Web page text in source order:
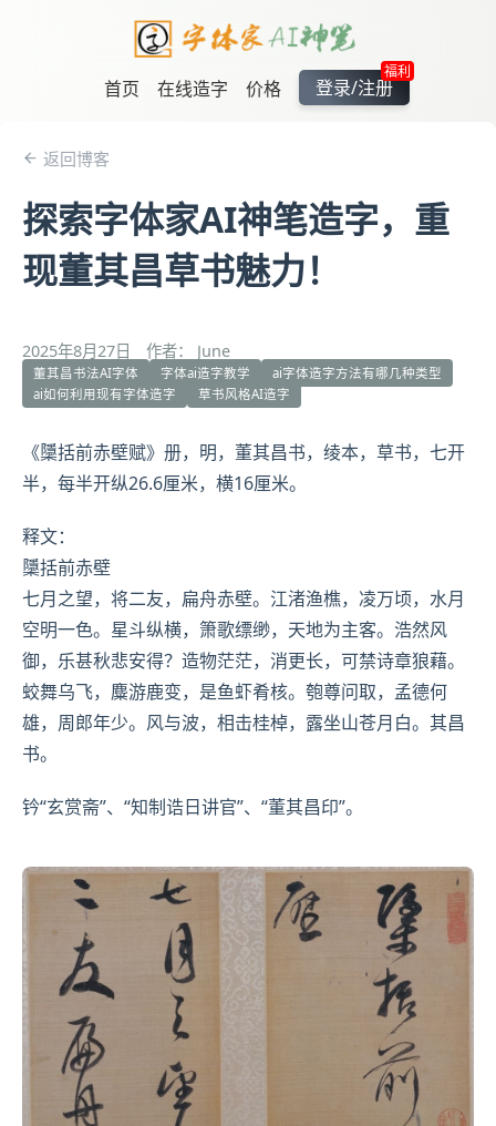
首页 在线造字 价格
福利
登录/注册
返回博客
探索字体家AI神笔造字，重
现董其昌草书魅力！
2025年8月27日 作者： June
董其昌书法AI字体 字体ai造字教学
ai字体造字方法有哪几种类型
ai如何利用现有字体造字
草书风格AI造字
《櫽括前赤壁赋》册，明， 董其昌书，绫本，草书，七开
半，每半开纵26.6厘米，横16厘米。
释文：
櫽括前赤壁
七月之望，将二友，扁舟赤壁。江渚渔樵，凌万顷， 水月
空明一色。星斗纵横，箫歌缥缈，天地为主客。浩然风
御，乐甚秋悲安得？造物茫茫，消更长，可禁诗章狼藉。
蛟舞乌飞，麋游鹿变，是鱼虾肴核。匏尊问取，孟德何
雄，周郎年少。风与波，相击桂棹，露坐山苍月白。其昌
书。
钤“玄赏斋”、“知制诰日讲官”、“董其昌印”。